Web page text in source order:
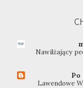
Nawilżający
Lawendowe